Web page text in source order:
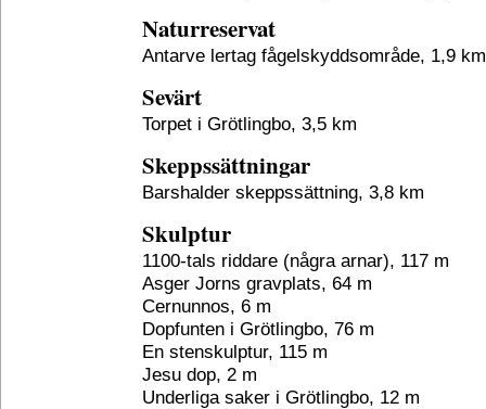
Naturreservat
Antarve lertag fågelskyddsområde, 1,9 km
Sevärt
Torpet i Grötlingbo, 3,5 km
Skeppssättningar
Barshalder skeppssättning, 3,8 km
Skulptur
1100-tals riddare (några arnar), 117 m
Asger Jorns gravplats, 64 m
Cernunnos, 6 m
Dopfunten i Grötlingbo, 76 m
En stenskulptur, 115 m
Jesu dop, 2 m
Underliga saker i Grötlingbo, 12 m